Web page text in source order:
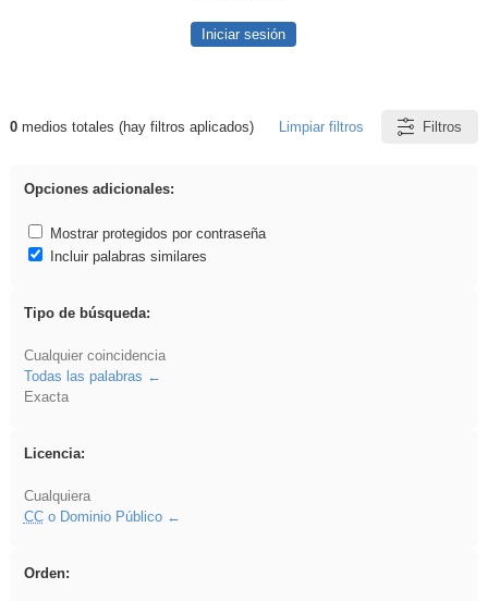
Iniciar sesión
Resultados de: Benagulu
0medios totales (hay filtros aplicados) Limpiar filtros Filtros
Opciones adicionales:
Mostrar protegidos por contraseña
Incluir palabras similares
Tipo de búsqueda:
Cualquier coincidencia
Todas las palabras
Exacta
Licencia:
Cualquiera
CCo Dominio Público
Orden: